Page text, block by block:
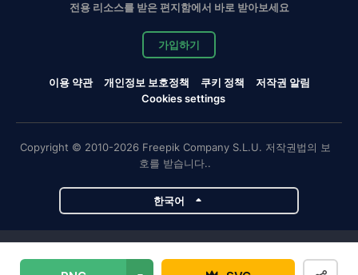
전용 리소스를 받은 편지함에서 바로 받아보세요
가입하기
이용 약관 개인정보 보호정책 쿠키 정책
저작권 알림
Cookies settings
Copyright © 2010-2026 Freepik Company S.L.U. 저작권법의 보
호를 받습니다..
한국어